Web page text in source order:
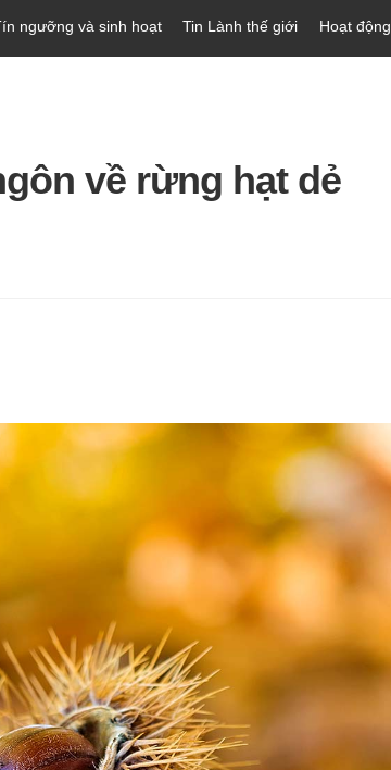
ngưỡng và sinh hoạt Tin Lành thế giới Hoạt động
về rừng hạt dẻ